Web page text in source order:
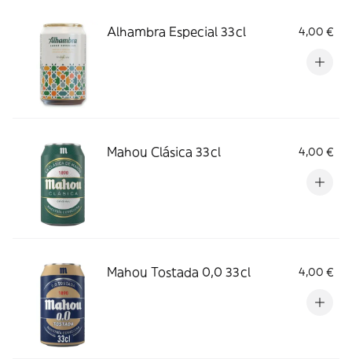
Alhambra Especial 33cl 4,00 €
Mahou Clásica 33cl 4,00 €
Mahou Tostada 0,0 33cl 4,00 €